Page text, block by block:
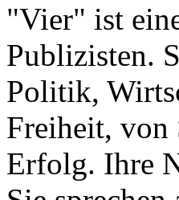
"Vier" ist
Publizisten.
Politik,
Freiheit, von
Erfolg. Ihre